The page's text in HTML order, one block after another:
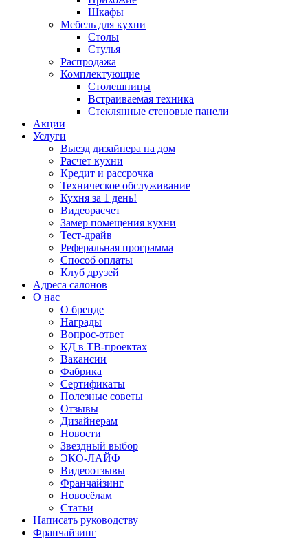
Шкафы
Мебель для кухни
Столы
Стулья
Распродажа
Комплектующие
Столешницы
Встраиваемая техника
Стеклянные стеновые панели
Акции
Услуги
Выезд дизайнера на дом
Расчет кухни
Кредит и рассрочка
Техническое обслуживание
Кухня за 1 день!
Видеорасчет
Замер помещения кухни
Тест-драйв
Реферальная программа
Способ оплаты
Клуб друзей
Адреса салонов
О нас
О бренде
Награды
Вопрос-ответ
КД в ТВ-проектах
Вакансии
Фабрика
Сертификаты
Полезные советы
Отзывы
Дизайнерам
Новости
Звездный выбор
ЭКО-ЛАЙФ
Видеоотзывы
Франчайзинг
Новосёлам
Статьи
Написать руководству
Франчайзинг